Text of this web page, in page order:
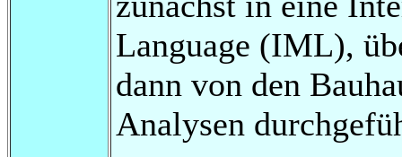
Language (IML),
dann von den
Analysen